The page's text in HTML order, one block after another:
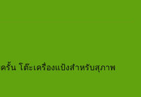
รั้น โต๊ะเครื่องแป้งสำหรับสุภาพ